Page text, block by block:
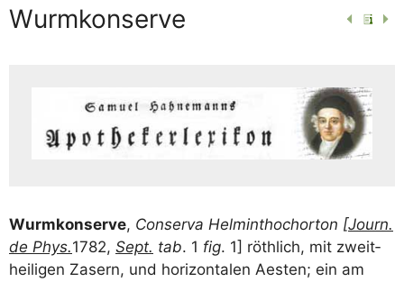
Wurmkonserve
Wurm­kon­ser­ve, Con­ser­va Hel­m­in­thoch­or­ton [Journ.
de Phys.1782, Sept. tab. 1 fig. 1] röth­lich, mit zweit­
hei­li­gen Zasern, und hori­zon­ta­len Aes­ten; ein am